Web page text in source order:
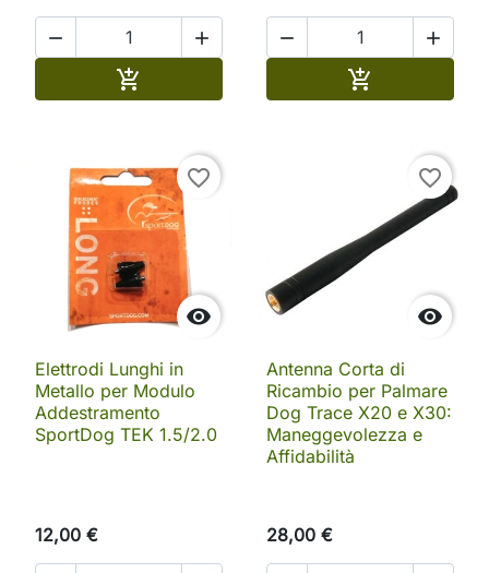
 

 


favorite_border
Elettrodi Lunghi in
Metallo per Modulo
Addestramento
SportDog TEK 1.5/2.0
12,00 €

favorite_border
Antenna Corta di
Ricambio per Palmare
Dog Trace X20 e X30:
Maneggevolezza e
Affidabilità
28,00 €